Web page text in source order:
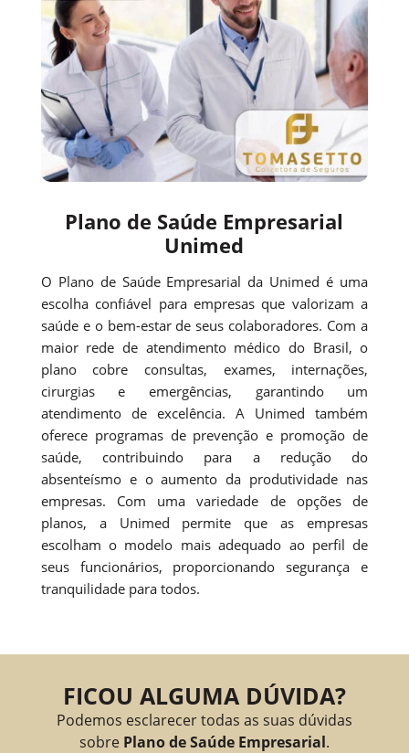
Plano de Saúde Empresarial
Unimed
O Plano de Saúde Empresarial da Unimed é uma
escolha confiável para empresas que valorizam a
saúde e o bem-estar de seus colaboradores. Com a
maior rede de atendimento médico do Brasil, o
plano cobre consultas, exames, internações,
cirurgias e emergências, garantindo um
atendimento de excelência. A Unimed também
oferece programas de prevenção e promoção de
saúde, contribuindo para a redução do
absenteísmo e o aumento da produtividade nas
empresas. Com uma variedade de opções de
planos, a Unimed permite que as empresas
escolham o modelo mais adequado ao perfil de
seus funcionários, proporcionando segurança e
tranquilidade para todos.
FICOU ALGUMA DÚVIDA?
Podemos esclarecer todas as suas dúvidas
sobre Plano de Saúde Empresarial.